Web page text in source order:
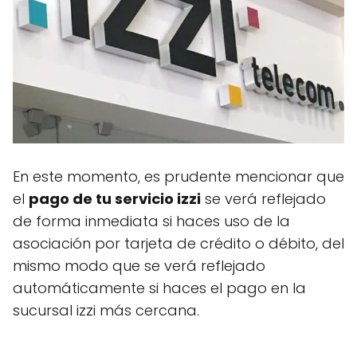
En este momento, es prudente mencionar que
el pago de tu servicio izzi se verá reflejado
de forma inmediata si haces uso de la
asociación por tarjeta de crédito o débito, del
mismo modo que se verá reflejado
automáticamente si haces el pago en la
sucursal izzi más cercana.